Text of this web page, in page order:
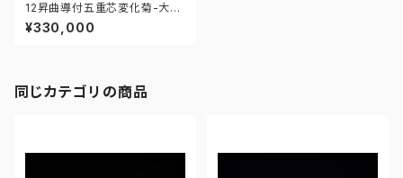
12昇曲導付五重芯変化菊-大曲
の花火 第97回全国花火競技大
会 - 176671211283709
¥330,000
同じカテゴリの商品